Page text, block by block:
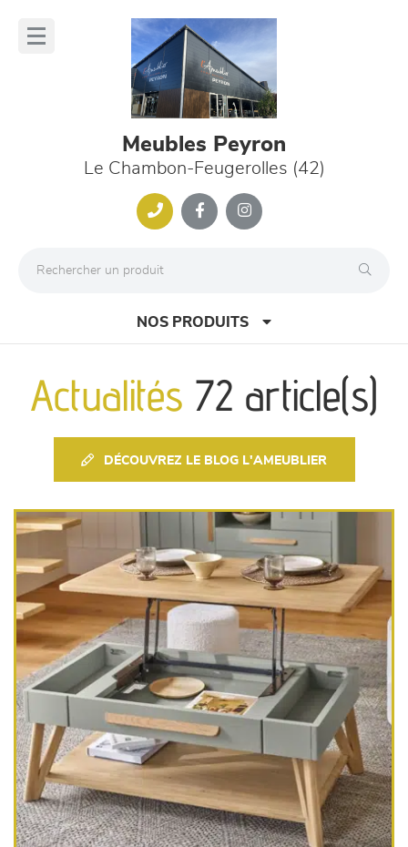
Meubles Peyron
Le Chambon-Feugerolles (42)
NOS PRODUITS
canapés et fauteuils
meubles de complément
chambres et dressing
literie
décoration
Actualités 72 article(s)
DÉCOUVREZ LE BLOG L'AMEUBLIER